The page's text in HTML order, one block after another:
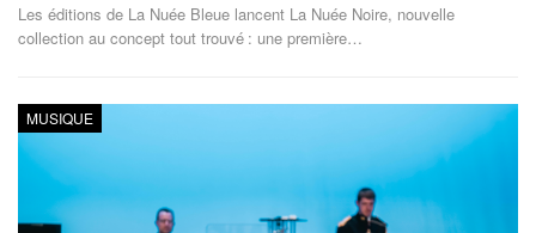
Les éditions de La Nuée Bleue lancent La Nuée Noire, nouvelle
collection au concept tout trouvé : une première…
MUSIQUE